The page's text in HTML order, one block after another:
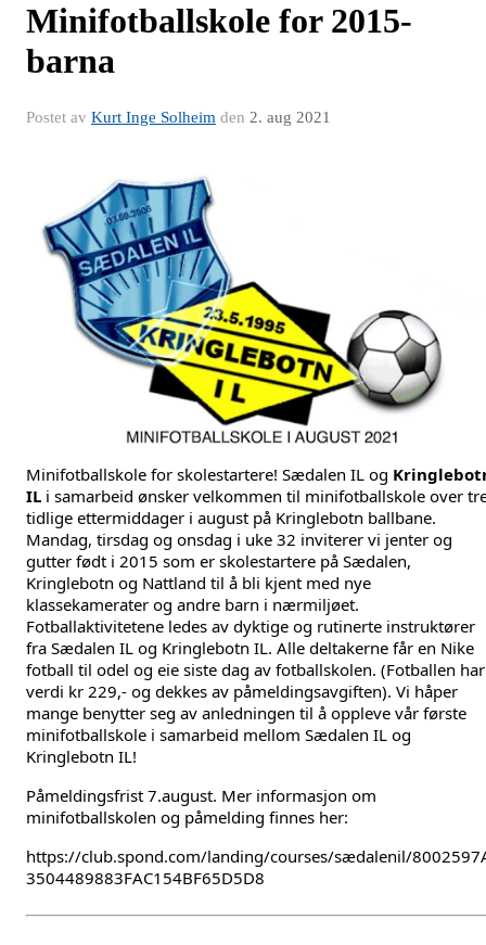
Minifotballskole for 2015-
barna
Postet av Kurt Inge Solheim den 2. aug 2021
Minifotballskole for skolestartere! Sædalen IL og
IL i samarbeid ønsker velkommen til minifotballskole over
tidlige ettermiddager i august på Kringlebotn ballbane.
Mandag, tirsdag og onsdag i uke 32 inviterer vi jenter og
gutter født i 2015 som er skolestartere på Sædalen,
Kringlebotn og Nattland til å bli kjent med nye
klassekamerater og andre barn i nærmiljøet.
Fotballaktivitetene ledes av dyktige og rutinerte instruktører
fra Sædalen IL og Kringlebotn IL. Alle deltakerne får en Nike
fotball til odel og eie siste dag av fotballskolen. (Fotballen har
verdi kr 229,- og dekkes av påmeldingsavgiften). Vi håper
mange benytter seg av anledningen til å oppleve vår første
minifotballskole i samarbeid mellom Sædalen IL og
Kringlebotn IL!
Påmeldingsfrist 7.august. Mer informasjon om
minifotballskolen og påmelding finnes her:
https://club.spond.com/landing/courses/sædalenil/
3504489883FAC154BF65D5D8